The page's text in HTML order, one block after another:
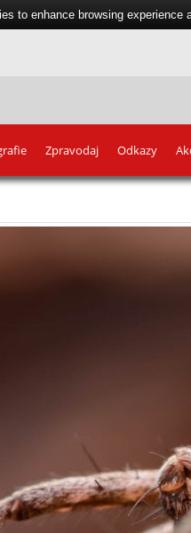
Zpravodaj Odkazy
to enhance browsing experience